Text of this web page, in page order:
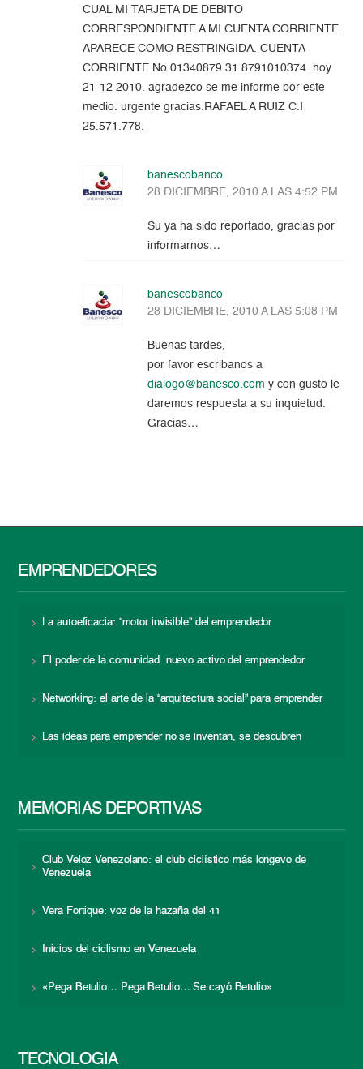
CUAL MI TARJETA DE DEBITO
CORRESPONDIENTE A MI CUENTA CORRIENTE
APARECE COMO RESTRINGIDA. CUENTA
CORRIENTE No.01340879 31 8791010374. hoy
21-12 2010. agradezco se me informe por este
medio. urgente gracias.RAFAEL A RUIZ C.I
25.571.778.
banescobanco
28 DICIEMBRE, 2010 A LAS 4:52 PM
Su ya ha sido reportado, gracias por
informarnos…
banescobanco
28 DICIEMBRE, 2010 A LAS 5:08 PM
Buenas tardes,
por favor escribanos a
dialogo@banesco.com y con gusto le
daremos respuesta a su inquietud.
Gracias…
EMPRENDEDORES
La autoeficacia: “motor invisible” del emprendedor
El poder de la comunidad: nuevo activo del emprendedor
Networking: el arte de la “arquitectura social” para emprender
Las ideas para emprender no se inventan, se descubren
MEMORIAS DEPORTIVAS
Club Veloz Venezolano: el club ciclístico más longevo de
Venezuela
Vera Fortique: voz de la hazaña del 41
Inicios del ciclismo en Venezuela
«Pega Betulio… Pega Betulio… Se cayó Betulio»
TECNOLOGÍA